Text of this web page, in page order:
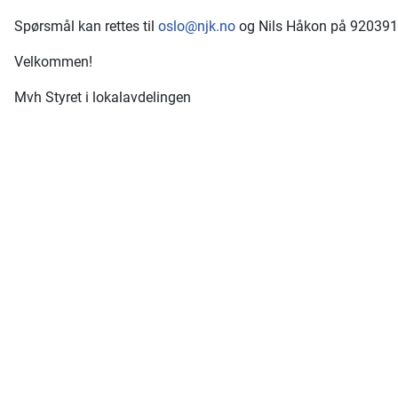
Spørsmål kan rettes til oslo@njk.no og Nils Håkon på
Velkommen!
Mvh Styret i lokalavdelingen